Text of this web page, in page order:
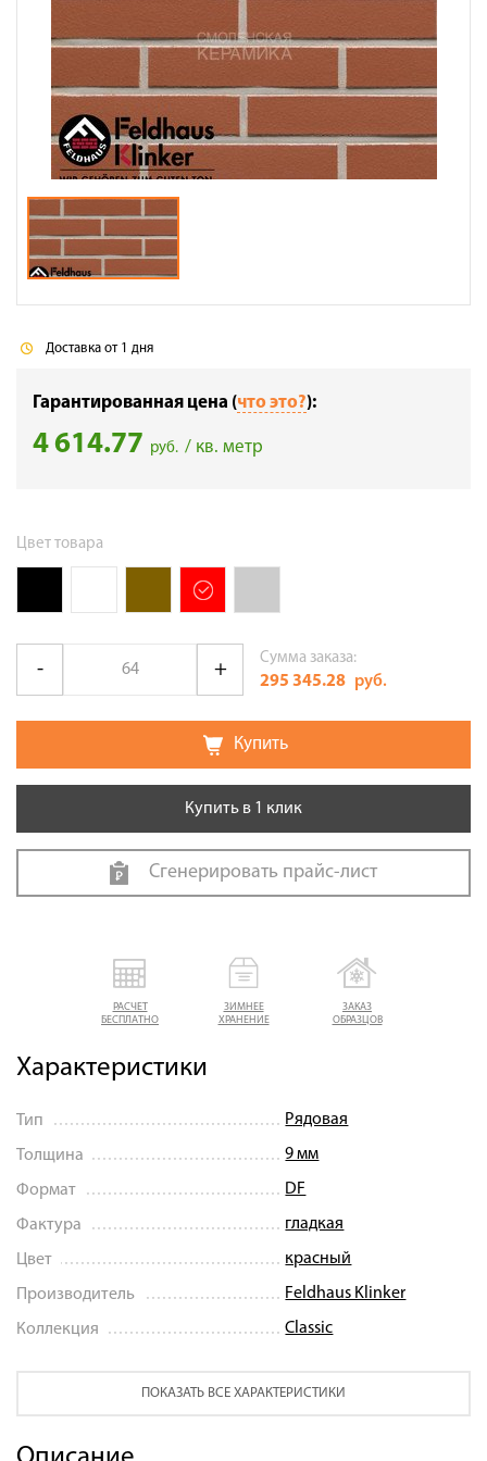
Галерея объектов
РАСЧЕТ
БЕСПЛАТНО
ЗИМНЕЕ
ХРАНЕНИЕ
ЗАКАЗ
ОБРАЗЦОВ
Характеристики
Тип Рядовая
Толщина 9 мм
Формат DF
Фактура гладкая
Цвет красный
Производитель Feldhaus Klinker
Коллекция Classic
ПОКАЗАТЬ ВСЕ ХАРАКТЕРИСТИКИ
Доставка от 1 дня
Гарантированная цена (что это?):
4 614.77 руб. / кв. метр
Цвет товара
Сумма заказа:
295 345.28 руб.
Купить
Купить в 1 клик
Сгенерировать прайс-лист